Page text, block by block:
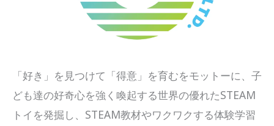
「好き」を見つけて「得意」を育むをモットーに、子
ども達の好奇心を強く喚起する世界の優れたSTEAM
トイを発掘し、STEAM教材やワクワクする体験学習